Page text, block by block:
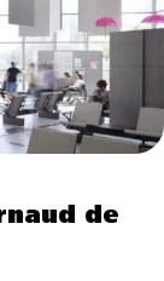
de